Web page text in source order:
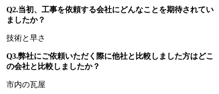
Q2.当初、工事を依頼する会社にどんなことを期待されてい
ましたか？
技術と早さ
Q3.弊社にご依頼いただく際に他社と比較しました方はどこ
の会社と比較しましたか？
市内の瓦屋